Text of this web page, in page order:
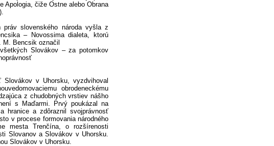
Apologia, čiže Ostne alebo Obrana
slovenského národa vyšla z
– Novossima dialeta, ktorú
M. Bencsik označil
Slovákov – za potomkov
v Uhorsku, vyzdvihoval
obrodeneckému
z chudobných vrstiev nášho
s Maďarmi. Prvý poukázal na
hranice a zdôraznil svojprávnosť
v procese formovania národného
mesta Trenčína, o rozšírenosti
Slovanov a Slovákov v Uhorsku.
Slovákov v Uhorsku.